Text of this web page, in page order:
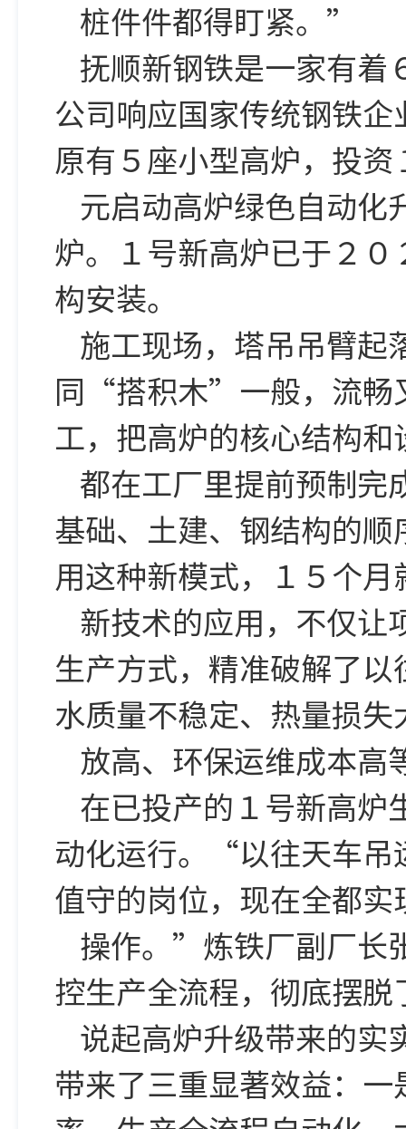
桩件件都得盯紧。”
抚顺新钢铁是一家有
公司响应国家传统钢铁
原有５座小型高炉，投
元启动高炉绿色自动化
炉。１号新高炉已于２
构安装。
施工现场，塔吊吊臂起
同“搭积木”一般，流畅
工，把高炉的核心结构
都在工厂里提前预制
基础、土建、钢结构的
用这种新模式，１５个
新技术的应用，不仅让
生产方式，精准破解了
水质量不稳定、热量损失
放高、环保运维成本高
在已投产的１号新高炉
动化运行。“以往天车吊
值守的岗位，现在全都实
操作。”炼铁厂副厂长
控生产全流程，彻底摆
说起高炉升级带来的
带来了三重显著效益：